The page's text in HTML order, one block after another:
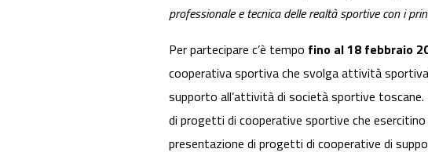
professionale e tecnica delle realtà sportive con i
Per partecipare c’è tempo fino al 18 febbraio
cooperativa sportiva che svolga attività
supporto all’attività di società sportive
di progetti di cooperative sportive che
presentazione di progetti di cooperative di